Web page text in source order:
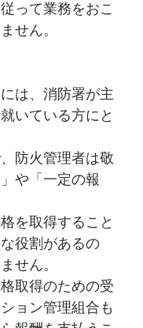
って業務をおこ
せん。
は、消防署が主
いている方にと
防火管理者は敬
や「一定の報
を取得すること
役割があるの
せん。
取得のための受
ョン管理組合も